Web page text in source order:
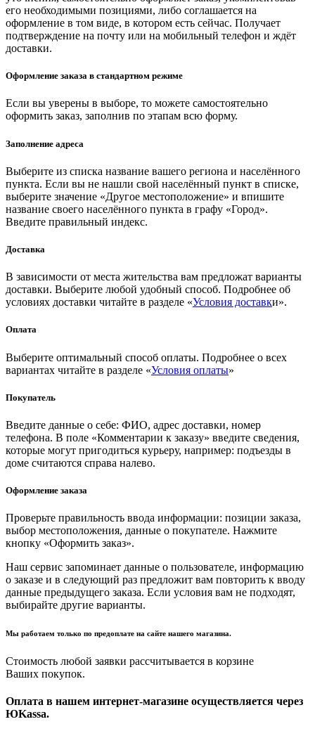
его необходимыми позициями, либо соглашается на
оформление в том виде, в котором есть сейчас. Получает
подтверждение на почту или на мобильный телефон и ждёт
доставки.
Оформление заказа в стандартном режиме
Если вы уверены в выборе, то можете самостоятельно
оформить заказ, заполнив по этапам всю форму.
Заполнение адреса
Выберите из списка название вашего региона и населённого
пункта. Если вы не нашли свой населённый пункт в списке,
выберите значение «Другое местоположение» и впишите
название своего населённого пункта в графу «Город».
Введите правильный индекс.
Доставка
В зависимости от места жительства вам предложат варианты
доставки. Выберите любой удобный способ. Подробнее об
условиях доставки читайте в разделе «Условия доставки».
Оплата
Выберите оптимальный способ оплаты. Подробнее о всех
вариантах читайте в разделе «Условия оплаты»
Покупатель
Введите данные о себе: ФИО, адрес доставки, номер
телефона. В поле «Комментарии к заказу» введите сведения,
которые могут пригодиться курьеру, например: подъезды в
доме считаются справа налево.
Оформление заказа
Проверьте правильность ввода информации: позиции заказа,
выбор местоположения, данные о покупателе. Нажмите
кнопку «Оформить заказ».
Наш сервис запоминает данные о пользователе, информацию
о заказе и в следующий раз предложит вам повторить к вводу
данные предыдущего заказа. Если условия вам не подходят,
выбирайте другие варианты.
Мы работаем только по предоплате на сайте нашего магазина.
Стоимость любой заявки рассчитывается в корзине
Ваших покупок.
Оплата в нашем интернет-магазине осуществляется через
ЮKassa.